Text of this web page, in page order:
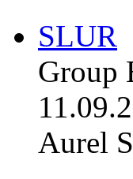
SLUR
Group
Aurel